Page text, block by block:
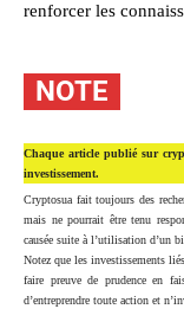
renforcer les
NOTE
Chaque article publié sur
investissement.
Cryptosua fait toujours des
mais ne pourrait être tenu
causée suite à l’utilisation d’un
Notez que les investissements
faire preuve de prudence en
d’entreprendre toute action et